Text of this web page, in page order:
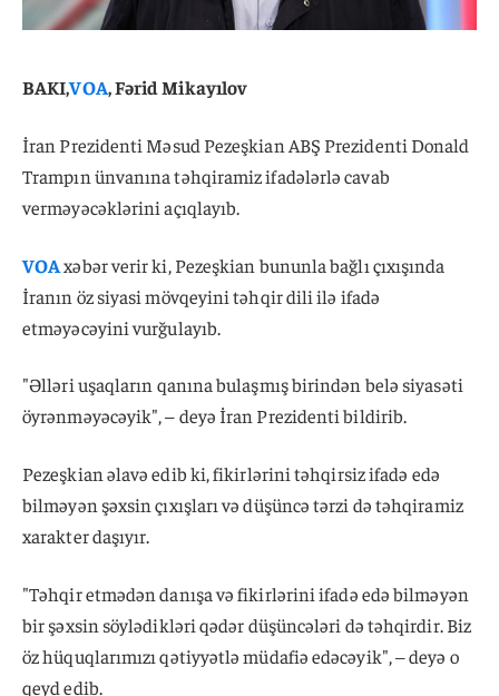
BAKI,VOA, Fərid Mikayılov
İran Prezidenti Məsud Pezeşkian ABŞ Prezidenti Donald
Trampın ünvanına təhqiramiz ifadələrlə cavab
verməyəcəklərini açıqlayıb.
VOAxəbər verir ki, Pezeşkian bununla bağlı çıxışında
İranın öz siyasi mövqeyini təhqir dili ilə ifadə
etməyəcəyini vurğulayıb.
"Əlləri uşaqların qanına bulaşmış birindən belə siyasəti
öyrənməyəcəyik", – deyə İran Prezidenti bildirib.
Pezeşkian əlavə edib ki, fikirlərini təhqirsiz ifadə edə
bilməyən şəxsin çıxışları və düşüncə tərzi də təhqiramiz
xarakter daşıyır.
"Təhqir etmədən danışa və fikirlərini ifadə edə bilməyən
bir şəxsin söylədikləri qədər düşüncələri də təhqirdir. Biz
öz hüquqlarımızı qətiyyətlə müdafiə edəcəyik", – deyə o
qeyd edib.